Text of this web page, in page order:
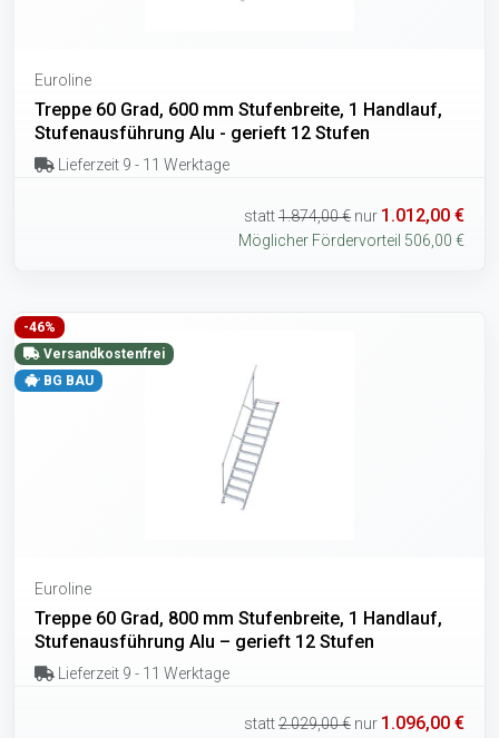
Euroline
Treppe 60 Grad, 600 mm Stufenbreite, 1 Handlauf,
Stufenausführung Alu - gerieft 12 Stufen
Lieferzeit 9 - 11 Werktage
statt1.874,00 € nur 1.012,00 €
Möglicher Fördervorteil 506,00 €
-46%
Versandkostenfrei
BG BAU
Euroline
Treppe 60 Grad, 800 mm Stufenbreite, 1 Handlauf,
Stufenausführung Alu – gerieft 12 Stufen
Lieferzeit 9 - 11 Werktage
statt2.029,00 € nur 1.096,00 €